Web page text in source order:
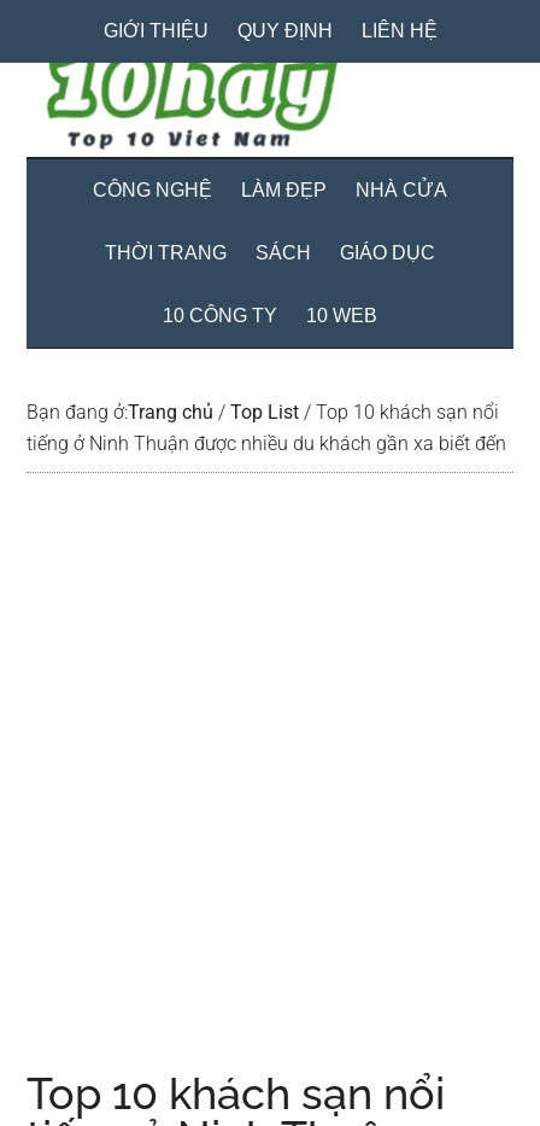
content
secondary
menu
primary
sidebar
GIỚI THIỆU QUY ĐỊNH LIÊN HỆ
CÔNG NGHỆ LÀM ĐẸP NHÀ CỬA
THỜI TRANG SÁCH GIÁO DỤC
10 CÔNG TY 10 WEB
Bạn đang ở:Trang chủ / Top List / Top 10 khách sạn nổi
tiếng ở Ninh Thuận được nhiều du khách gần xa biết đến
Top 10 khách sạn nổi